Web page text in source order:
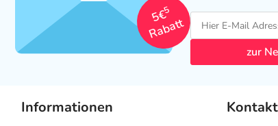
5€
5
Rabatt
zur
Informationen Kontakt